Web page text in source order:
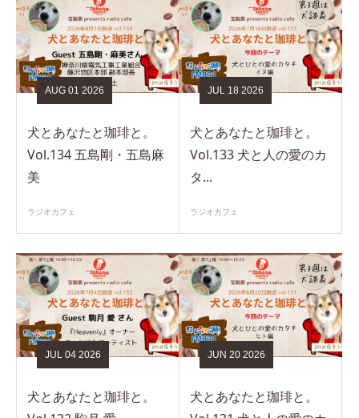
AUG 01 2026
犬とあなたと珈琲と。
Vol.134 五島剛・五島麻
美
ラジオカフェ
JUL 18 2026
犬とあなたと珈琲と。
Vol.133 犬と人の愛のカ
タ...
ラジオカフェ
JUL 04 2026
犬とあなたと珈琲と。
JUN 20 2026
犬とあなたと珈琲と。